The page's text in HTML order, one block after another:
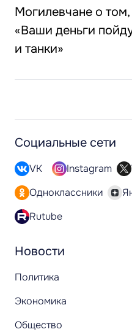
Могилевчане о том,
«Ваши деньги
и танки»
Новости
Политика
Экономика
Общество
Социальные сети
VK Instagram
Одноклассники
Rutube